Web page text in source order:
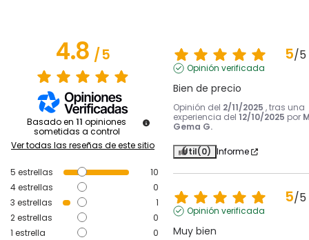
4.8/5
Basado en 11 opiniones
sometidas a control
Ver todas las reseñas de este sitio
5 estrellas
10
4estrellas
0
3 estrellas
1
2estrellas
0
1 estrella 0
5/5
Opinión verificada
Bien de precio
Opinión del 2/11/2025 , tras una
experiencia del 12/10/2025 por
Gema G.
Útil(0) Informe
5/5
Opinión verificada
Muy bien